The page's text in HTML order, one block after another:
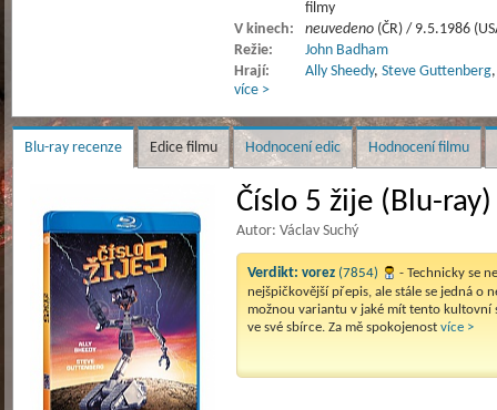
filmy
V kinech:
neuvedeno (ČR) / 9.5.1986
Režie:
John Badham
Hrají:
Ally Sheedy, Steve Guttenberg
více >
Blu-ray recenze Edice filmu Hodnocení edic Hodnocení filmu
Číslo 5 žije (Blu-ray)
Autor: Václav Suchý
Verdikt: vorez (7854)
- Technicky se
nejšpičkovější přepis, ale stále se jedná o
možnou variantu v jaké mít tento kultovní
ve své sbírce. Za mě spokojenost více >